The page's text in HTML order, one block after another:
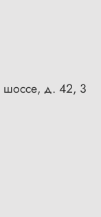
шоссе, д. 42, 3